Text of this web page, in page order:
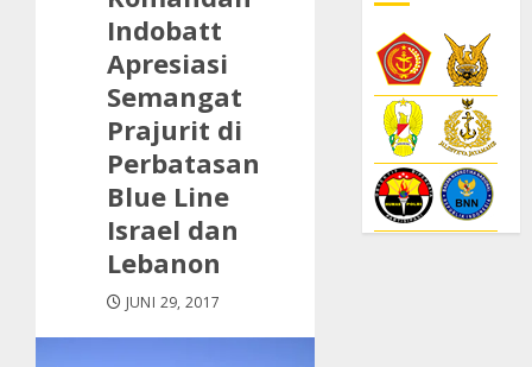
Indobatt
Apresiasi
Semangat
Prajurit di
Perbatasan
Blue Line
Israel dan
Lebanon
JUNI 29, 2017